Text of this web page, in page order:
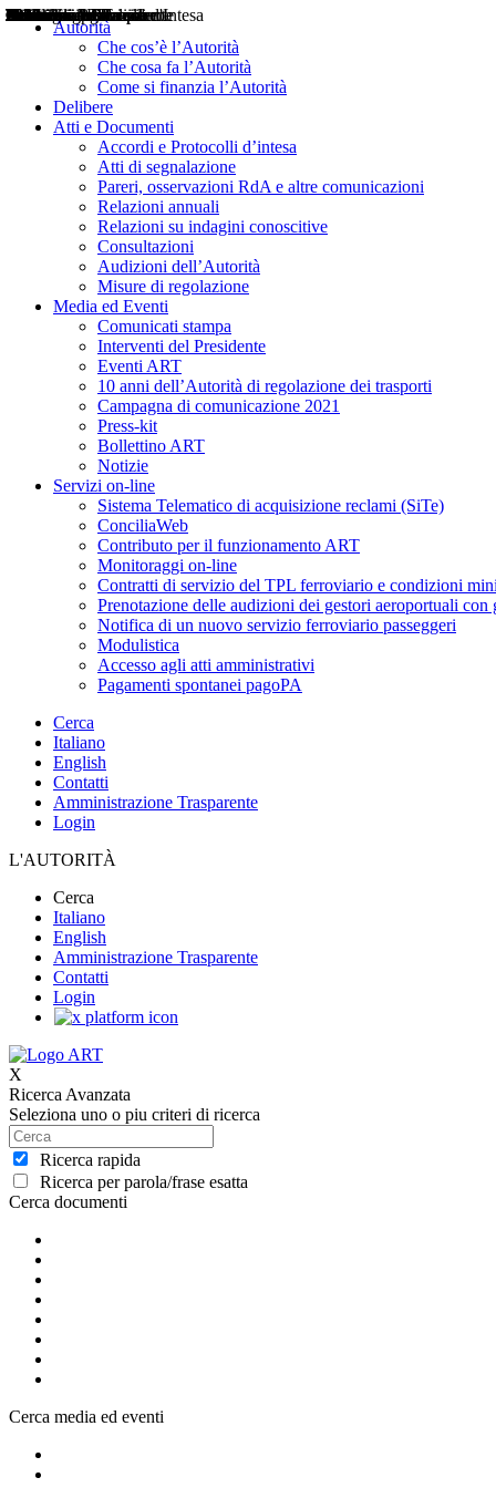
Autorità
Che cos’è l’Autorità
Che cosa fa l’Autorità
Come si finanzia l’Autorità
Delibere
Atti e Documenti
Accordi e Protocolli d’intesa
Atti di segnalazione
Pareri, osservazioni RdA e altre comunicazioni
Relazioni annuali
Relazioni su indagini conoscitive
Consultazioni
Audizioni dell’Autorità
Misure di regolazione
Media ed Eventi
Comunicati stampa
Interventi del Presidente
Eventi ART
10 anni dell’Autorità di regolazione dei trasporti
Campagna di comunicazione 2021
Press-kit
Bollettino ART
Notizie
Servizi on-line
Sistema Telematico di acquisizione reclami (SiTe)
ConciliaWeb
Contributo per il funzionamento ART
Monitoraggi on-line
Contratti di servizio del TPL ferroviario e condizioni
Prenotazione delle audizioni dei gestori aeroportuali con
Notifica di un nuovo servizio ferroviario passeggeri
Modulistica
Accesso agli atti amministrativi
Pagamenti spontanei pagoPA
Cerca
Italiano
English
Contatti
Amministrazione Trasparente
Login
L'AUTORITÀ
Cerca
Italiano
English
Amministrazione Trasparente
Contatti
Login
X
Ricerca Avanzata
Seleziona uno o piu criteri di ricerca
Ricerca rapida
Ricerca per parola/frase esatta
Cerca documenti
Delibere
Pareri
Consultazioni
Audizioni
Atti di Segnalazione
Accordi e Protocolli d'Intesa
Relazioni annuali
Misure di regolazione
Cerca media ed eventi
Notizie
Comunicati Stampa
Bollettini ART
Convegni ART
Interviste del Presidente
Articoli in primo piano
Interventi del Presidente
2004
2005
2010
2013
2014
2015
2016
2017
2018
2019
202
2020
2021
2022
2023
2024
2025
2026
Aereo
Marittimo
Terrestre